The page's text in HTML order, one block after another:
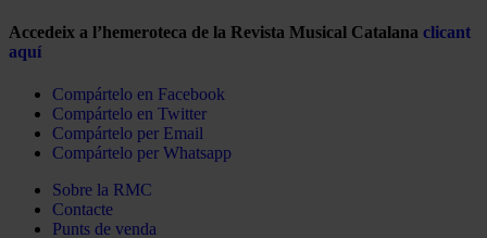
Accedeix a l’hemeroteca de la Revista Musical Catalana clicant
aquí
Compártelo en Facebook
Compártelo en Twitter
Compártelo per Email
Compártelo per Whatsapp
Sobre la RMC
Contacte
Punts de venda